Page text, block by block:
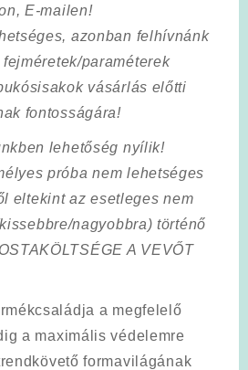
E-mailen!
azonban felhívnánk
paraméterek
vásárlás előtti
fontosságára!
lehetőség nyílik!
próba nem lehetséges
eltekint az esetleges nem
nagyobbra) történő
A VEVŐT
a megfelelő
a maximális védelemre
formavilágának